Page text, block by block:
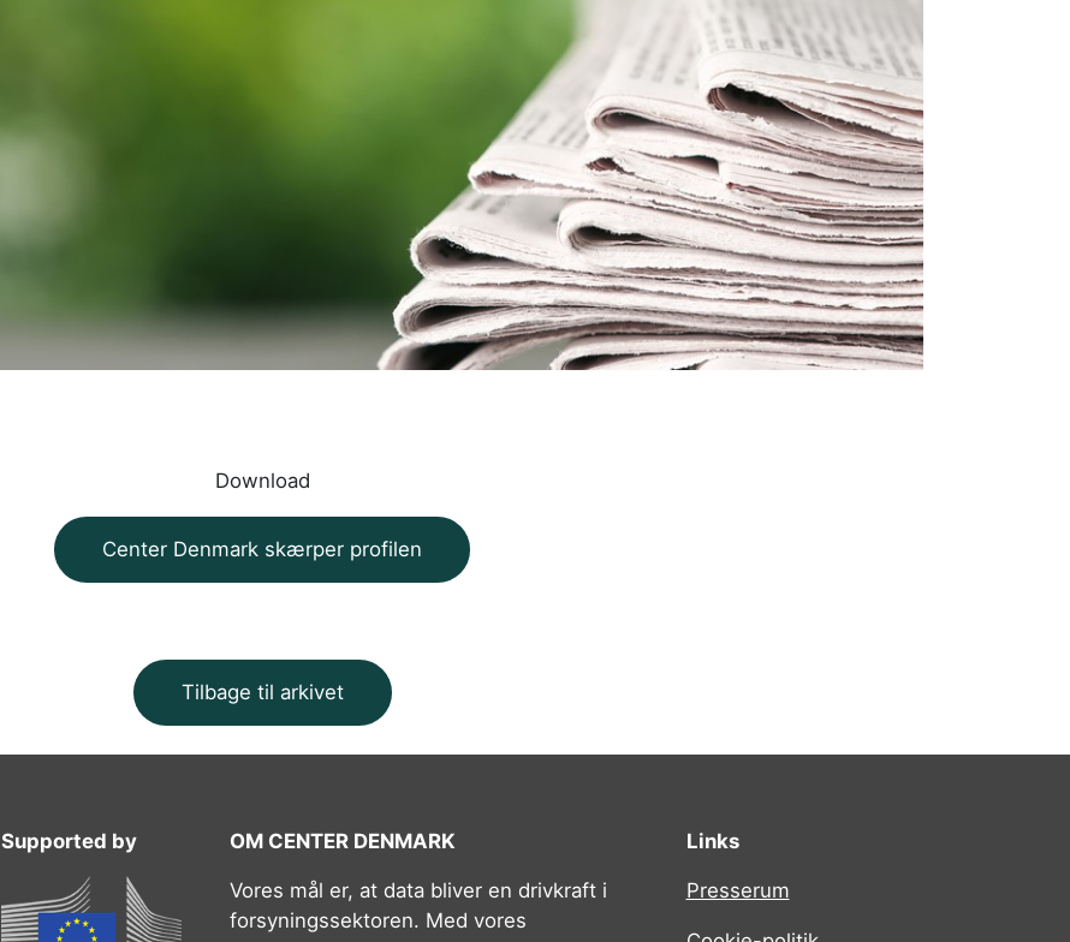
Download
Center Denmark skærper profilen
Tilbage til arkivet
OM CENTER DENMARK
Vores mål er, at data bliver en drivkraft i
forsyningssektoren. Med vores
Supported by Links
Presserum